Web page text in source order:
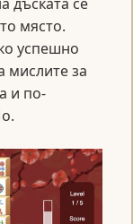
място.
успешно
мислите за
и по-